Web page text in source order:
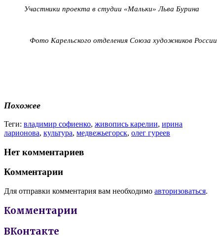
Участники проекта в студии «Мальки» Льва Бурина
Фото Карельского отделения Союза художников России
Похожее
Теги: владимир софиенко, живопись карелии, ирина
ларионова, культура, медвежьегорск, олег гуреев
Нет комментариев
Комментарии
Для отправки комментария вам необходимо авторизоваться.
Комментарии
ВКонтакте